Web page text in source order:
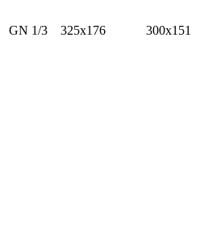
GN 1/3 325x176 300x151